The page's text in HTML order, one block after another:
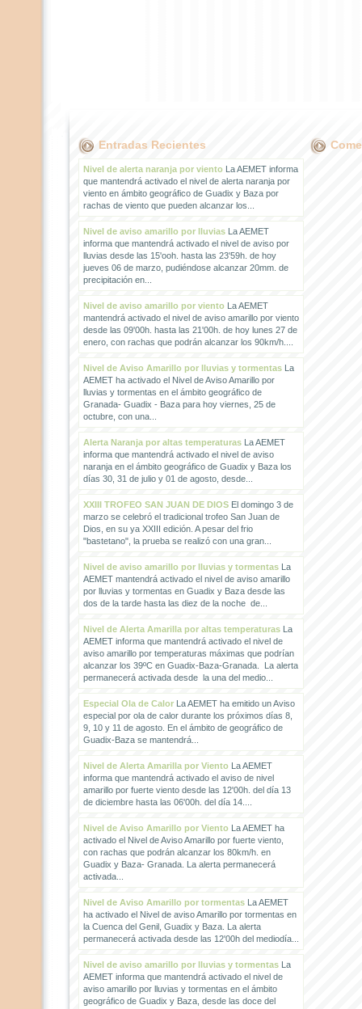
Entradas Recientes
Nivel de alerta naranja por vientoLa AEMET informa
que mantendrá activado el nivel de alerta naranja por
viento en ámbito geográfico de Guadix y Baza por
rachas de viento que pueden alcanzar los...
Nivel de aviso amarillo por lluviasLa AEMET
informa que mantendrá activado el nivel de aviso por
lluvias desde las 15'ooh. hasta las 23'59h. de hoy
jueves 06 de marzo, pudiéndose alcanzar 20mm. de
precipitación en...
Nivel de aviso amarillo por vientoLa AEMET
mantendrá activado el nivel de aviso amarillo por viento
desde las 09'00h. hasta las 21'00h. de hoy lunes 27 de
enero, con rachas que podrán alcanzar los 90km/h....
Nivel de Aviso Amarillo por lluvias y tormentasLa
AEMET ha activado el Nivel de Aviso Amarillo por
lluvias y tormentas en el ámbito geográfico de
Granada- Guadix - Baza para hoy viernes, 25 de
octubre, con una...
Alerta Naranja por altas temperaturasLa AEMET
informa que mantendrá activado el nivel de aviso
naranja en el ámbito geográfico de Guadix y Baza los
días 30, 31 de julio y 01 de agosto, desde...
XXIII TROFEO SAN JUAN DE DIOSEl domingo 3 de
marzo se celebró el tradicional trofeo San Juan de
Dios, en su ya XXIII edición. A pesar del frio
"bastetano", la prueba se realizó con una gran...
Nivel de aviso amarillo por lluvias y tormentasLa
AEMET mantendrá activado el nivel de aviso amarillo
por lluvias y tormentas en Guadix y Baza desde las
dos de la tarde hasta las diez de la noche de...
Nivel de Alerta Amarilla por altas temperaturasLa
AEMET informa que mantendrá activado el nivel de
aviso amarillo por temperaturas máximas que podrían
alcanzar los 39ºC en Guadix-Baza-Granada. La alerta
permanecerá activada desde la una del medio...
Especial Ola de CalorLa AEMET ha emitido un Aviso
especial por ola de calor durante los próximos días 8,
9, 10 y 11 de agosto. En el ámbito de geográfico de
Guadix-Baza se mantendrá...
Nivel de Alerta Amarilla por VientoLa AEMET
informa que mantendrá activado el aviso de nivel
amarillo por fuerte viento desde las 12'00h. del día 13
de diciembre hasta las 06'00h. del día 14....
Nivel de Aviso Amarillo por VientoLa AEMET ha
activado el Nivel de Aviso Amarillo por fuerte viento,
con rachas que podrán alcanzar los 80km/h. en
Guadix y Baza- Granada. La alerta permanecerá
activada...
Nivel de Aviso Amarillo por tormentasLa AEMET
ha activado el Nivel de aviso Amarillo por tormentas en
la Cuenca del Genil, Guadix y Baza. La alerta
permanecerá activada desde las 12'00h del mediodía...
Nivel de aviso amarillo por lluvias y tormentasLa
AEMET informa que mantendrá activado el nivel de
aviso amarillo por lluvias y tormentas en el ámbito
geográfico de Guadix y Baza, desde las doce del